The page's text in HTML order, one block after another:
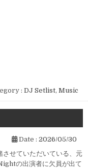
: DJ Setlist, Music
Date : 2026/05/30
せていただいている、元
の出演者に欠員が出て